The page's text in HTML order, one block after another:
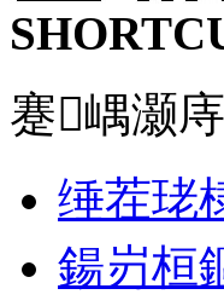
蹇嵎灏
缍茬珯
鍚岃桓